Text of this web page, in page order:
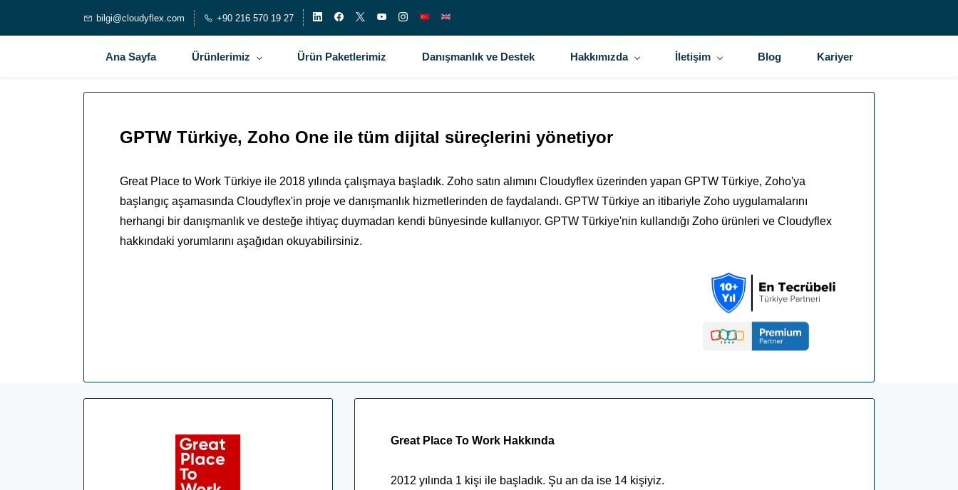
bilgi@cloudyflex.com +90 216 570 19 27
Ana Sayfa Ürünlerimiz Ürün Paketlerimiz Danışmanlık ve Destek Hakkımızda İletişim Blog Kariyer
GPTW Türkiye, Zoho One ile tüm dijital süreçlerini yönetiyor
Great Place to Work Türkiye ile 2018 yılında çalışmaya başladık. Zoho satın alımını Cloudyflex üzerinden yapan GPTW Türkiye, Zoho'ya
başlangıç aşamasında Cloudyflex'in proje ve danışmanlık hizmetlerinden de faydalandı. GPTW Türkiye an itibariyle Zoho uygulamalarını
herhangi bir danışmanlık ve desteğe ihtiyaç duymadan kendi bünyesinde kullanıyor. GPTW Türkiye'nin kullandığı Zoho ürünleri ve Cloudyflex
hakkındaki yorumlarını aşağıdan okuyabilirsiniz.
Great Place To Work Hakkında
2012 yılında 1 kişi ile başladık. Şu an da ise 14 kişiyiz.